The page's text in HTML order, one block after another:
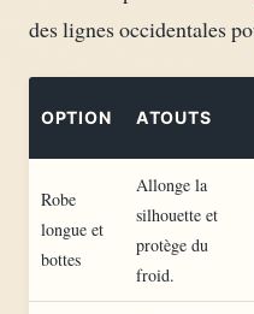
des lignes occidentales
OPTION ATOUTS
Robe
longue et
bottes
Allonge la
silhouette et
protège du
froid.